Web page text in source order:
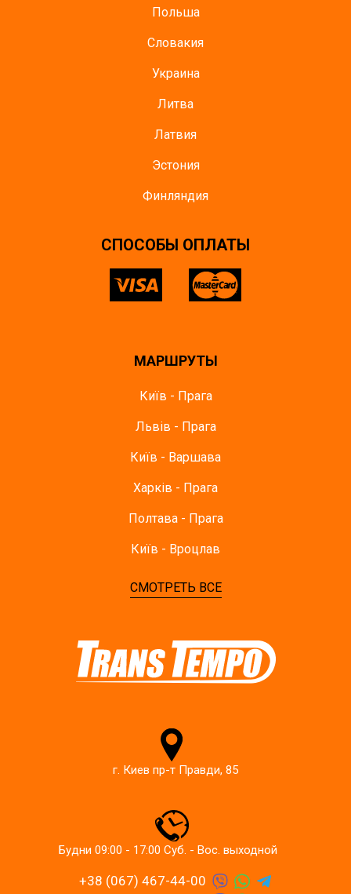
Польша
Словакия
Украина
Литва
Латвия
Эстония
Финляндия
CПОСОБЫ ОПЛАТЫ
МАРШРУТЫ
Київ - Прага
Львів - Прага
Київ - Варшава
Харків - Прага
Полтава - Прага
Київ - Вроцлав
СМОТРЕТЬ ВСЕ
г. Киев пр-т Правди, 85
Будни 09:00 - 17:00 Суб. - Вос. выходной
+38 (067) 467-44-00